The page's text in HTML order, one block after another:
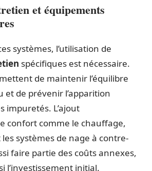
et équipements
systèmes, l’utilisation de
spécifiques est nécessaire.
de maintenir l’équilibre
et de prévenir l’apparition
impuretés. L’ajout
confort comme le chauffage,
les systèmes de nage à contre-
faire partie des coûts annexes,
l’investissement initial.